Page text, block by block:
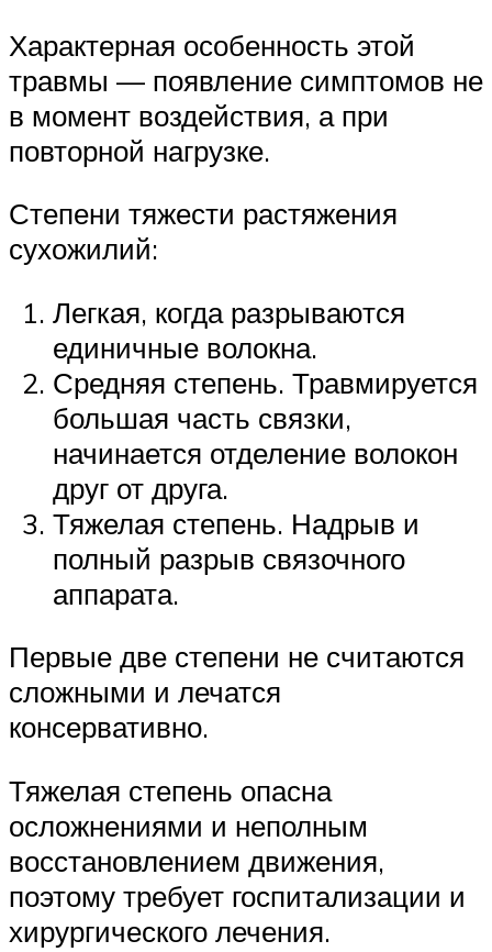
Характерная особенность этой
травмы — появление симптомов не
в момент воздействия, а при
повторной нагрузке.
Степени тяжести растяжения
сухожилий:
Легкая, когда разрываются
единичные волокна.
Средняя степень. Травмируется
большая часть связки,
начинается отделение волокон
друг от друга.
Тяжелая степень. Надрыв и
полный разрыв связочного
аппарата.
Первые две степени не считаются
сложными и лечатся
консервативно.
Тяжелая степень опасна
осложнениями и неполным
восстановлением движения,
поэтому требует госпитализации и
хирургического лечения.